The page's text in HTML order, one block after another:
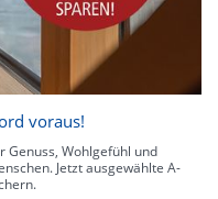
voraus!
Genuss, Wohlgefühl und
Jetzt ausgewählte A-